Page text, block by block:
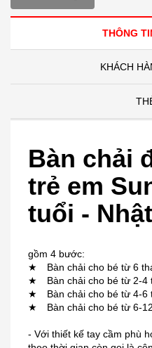
THÔNG
KHÁCH
Bàn chải
trẻ em
tuổi -
gồm 4 bước:
★ Bàn chải cho bé từ 6
★ Bàn chải cho bé từ 2-4
★ Bàn chải cho bé từ 4-6
★ Bàn chải cho bé từ 6-
- Với thiết kế tay cầm phù